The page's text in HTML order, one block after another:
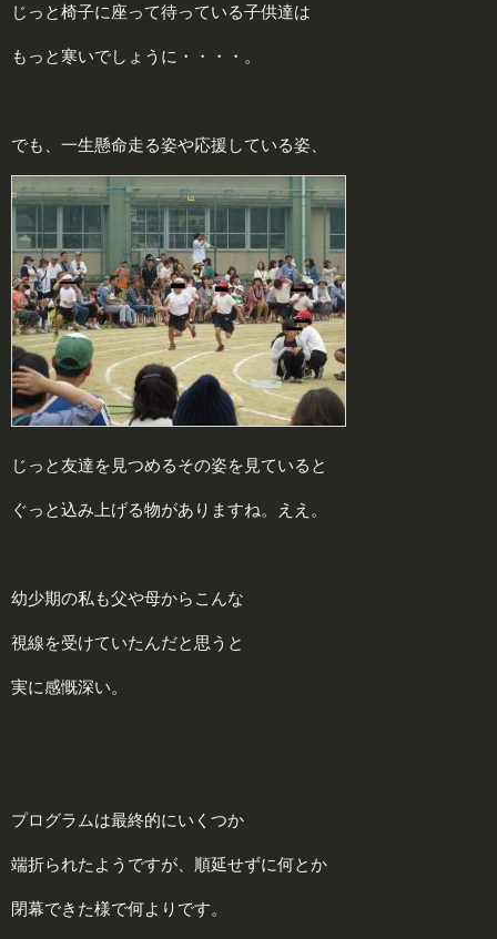
じっと椅子に座って待っている子供達は
もっと寒いでしょうに・・・・。
でも、一生懸命走る姿や応援している姿、
じっと友達を見つめるその姿を見ていると
ぐっと込み上げる物がありますね。ええ。
幼少期の私も父や母からこんな
視線を受けていたんだと思うと
実に感慨深い。
プログラムは最終的にいくつか
端折られたようですが、順延せずに何とか
閉幕できた様で何よりです。